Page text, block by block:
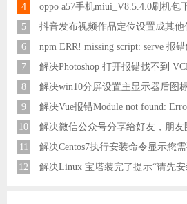
4
oppo a57手机miui_V8.5.4.0刷机包
5
抖音发布视频作品定位设置成其他
6
npm ERR! missing script: serve 报
7
解决Photoshop 打开报错找不到
8
解决win10分屏设置主显示器后图
9
10
11
解决Centos7执行安装命令显示您
12
解决Linux 宝塔装完了提示“请先安